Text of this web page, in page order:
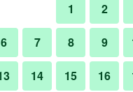
臥室
1 2
6 7 8 9
14 15 16